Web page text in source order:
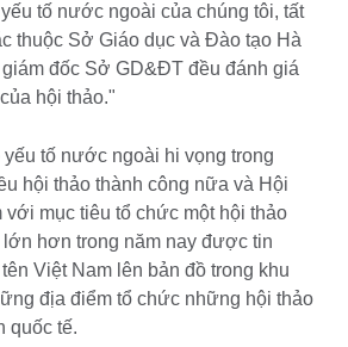
tố nước ngoài của chúng tôi, tất
thuộc Sở Giáo dục và Đào tạo Hà
đốc Sở GD&ĐT đều đánh giá
hội thảo."
yếu tố nước ngoài hi vọng trong
hội thảo thành công nữa và Hội
với mục tiêu tổ chức một hội thảo
hơn trong năm nay được tin
Việt Nam lên bản đồ trong khu
địa điểm tổ chức những hội thảo
quốc tế.